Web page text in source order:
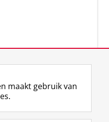
maakt gebruik van